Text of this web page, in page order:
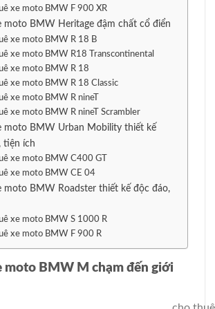
xe moto BMW F 900 XR
moto BMW Heritage đậm chất cổ điển
xe moto BMW R 18 B
xe moto BMW R18 Transcontinental
xe moto BMW R 18
xe moto BMW R 18 Classic
xe moto BMW R nineT
xe moto BMW R nineT Scrambler
moto BMW Urban Mobility thiết kế
tiện ích
xe moto BMW C400 GT
xe moto BMW CE 04
moto BMW Roadster thiết kế độc đáo,
xe moto BMW S 1000 R
xe moto BMW F 900 R
moto BMW M chạm đến giới